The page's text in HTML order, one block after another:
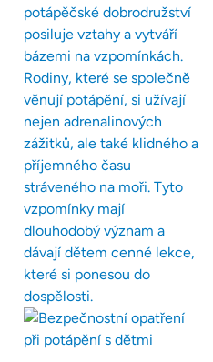
potápěčské dobrodružství
posiluje vztahy a vytváří
bázemi na vzpomínkách.
Rodiny, které se společně
věnují potápění, si užívají
nejen adrenalinových
zážitků, ale také klidného a
příjemného času
stráveného na moři. Tyto
vzpomínky mají
dlouhodobý význam a
dávají dětem cenné lekce,
které si ponesou do
dospělosti.